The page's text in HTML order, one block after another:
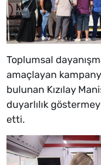
Toplumsal
amaçlayan
bulunan Kızılay
duyarlılık
etti.